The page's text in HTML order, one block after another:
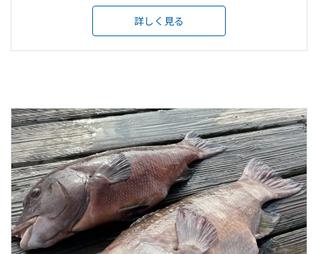
詳しく見る